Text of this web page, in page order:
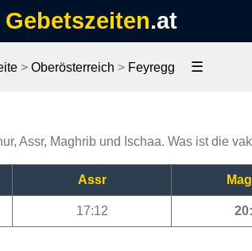
Gebetszeiten.at
> Oberösterreich > Feyregg ☰
Assr, Maghrib und Ischaa. Was ist die
Assr
17:12